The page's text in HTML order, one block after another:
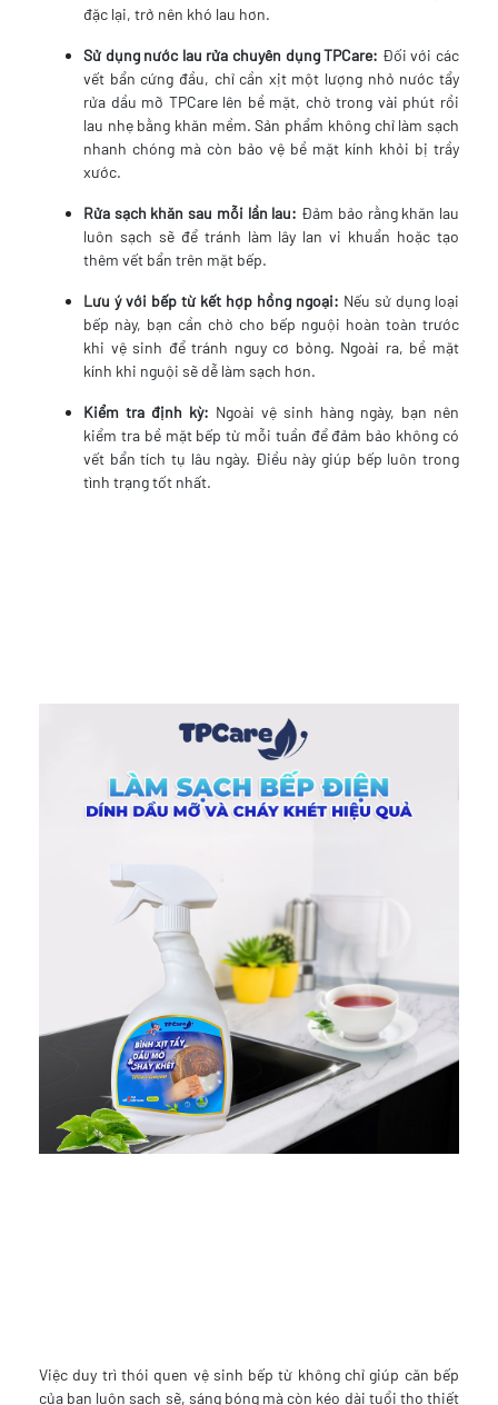
đặc lại, trở nên khó lau hơn.
Sử dụng nước lau rửa chuyên dụng TPCare: Đối với các
vết bẩn cứng đầu, chỉ cần xịt một lượng nhỏ nước tẩy
rửa dầu mỡ TPCare lên bề mặt, chờ trong vài phút rồi
lau nhẹ bằng khăn mềm. Sản phẩm không chỉ làm sạch
nhanh chóng mà còn bảo vệ bề mặt kính khỏi bị trầy
xước.
Rửa sạch khăn sau mỗi lần lau: Đảm bảo rằng khăn lau
luôn sạch sẽ để tránh làm lây lan vi khuẩn hoặc tạo
thêm vết bẩn trên mặt bếp.
Lưu ý với bếp từ kết hợp hồng ngoại: Nếu sử dụng loại
bếp này, bạn cần chờ cho bếp nguội hoàn toàn trước
khi vệ sinh để tránh nguy cơ bỏng. Ngoài ra, bề mặt
kính khi nguội sẽ dễ làm sạch hơn.
Kiểm tra định kỳ: Ngoài vệ sinh hàng ngày, bạn nên
kiểm tra bề mặt bếp từ mỗi tuần để đảm bảo không có
vết bẩn tích tụ lâu ngày. Điều này giúp bếp luôn trong
tình trạng tốt nhất.
Việc duy trì thói quen vệ sinh bếp từ không chỉ giúp căn bếp
của bạn luôn sạch sẽ, sáng bóng mà còn kéo dài tuổi thọ thiết